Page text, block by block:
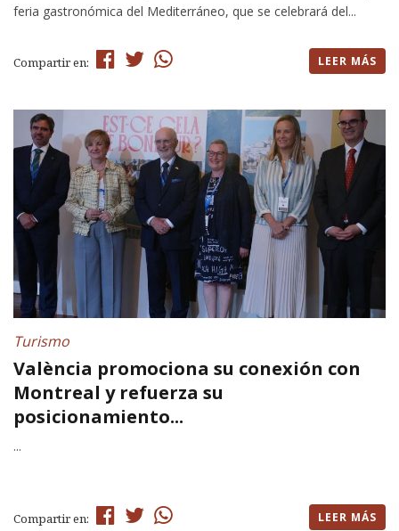
feria gastronómica del Mediterráneo, que se celebrará del...
Compartir en: LEER MÁS
Turismo
València promociona su conexión con
Montreal y refuerza su
posicionamiento...
...
Compartir en: LEER MÁS